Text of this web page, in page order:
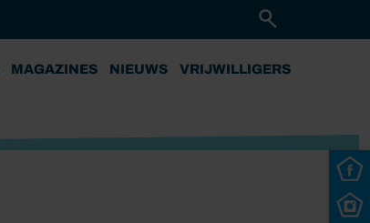
MAGAZINES NIEUWS VRIJWILLIGERS